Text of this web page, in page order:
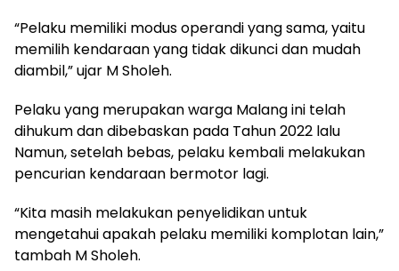
“Pelaku memiliki modus operandi yang sama, yaitu
memilih kendaraan yang tidak dikunci dan mudah
diambil,” ujar M Sholeh.
Pelaku yang merupakan warga Malang ini telah
dihukum dan dibebaskan pada Tahun 2022 lalu
Namun, setelah bebas, pelaku kembali melakukan
pencurian kendaraan bermotor lagi.
“Kita masih melakukan penyelidikan untuk
mengetahui apakah pelaku memiliki komplotan lain,”
tambah M Sholeh.